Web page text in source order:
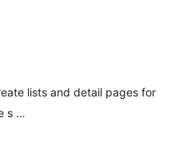
lists and detail pages for
s …